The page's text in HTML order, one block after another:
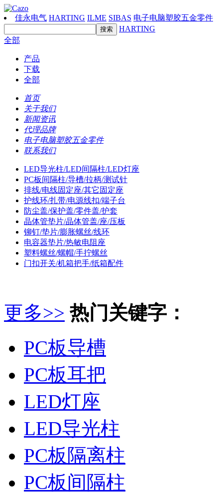
佳永电气 HARTING ILME SIBAS 电子电脑塑胶五金零件
HARTING
全部
产品
下载
全部
首页
关于我们
新闻资讯
代理品牌
电子电脑塑胶五金零件
联系我们
LED导光柱/LED间隔柱/LED灯座
PC板间隔柱/导槽/拉柄/测试针
排线/电线固定座/其它固定座
护线环/扎带/电源线扣/端子台
防尘盖/保护盖/零件盖/护套
晶体管垫片/晶体管盖/座/压板
铆钉/垫片/膨胀螺丝/线环
电容器垫片/热敏电阻座
塑料螺丝/螺帽/手拧螺丝
门扣开关/机箱把手/纸箱配件
更多>> 热门关键字：
PC板导槽
PC板耳把
LED灯座
LED导光柱
PC板隔离柱
PC板间隔柱